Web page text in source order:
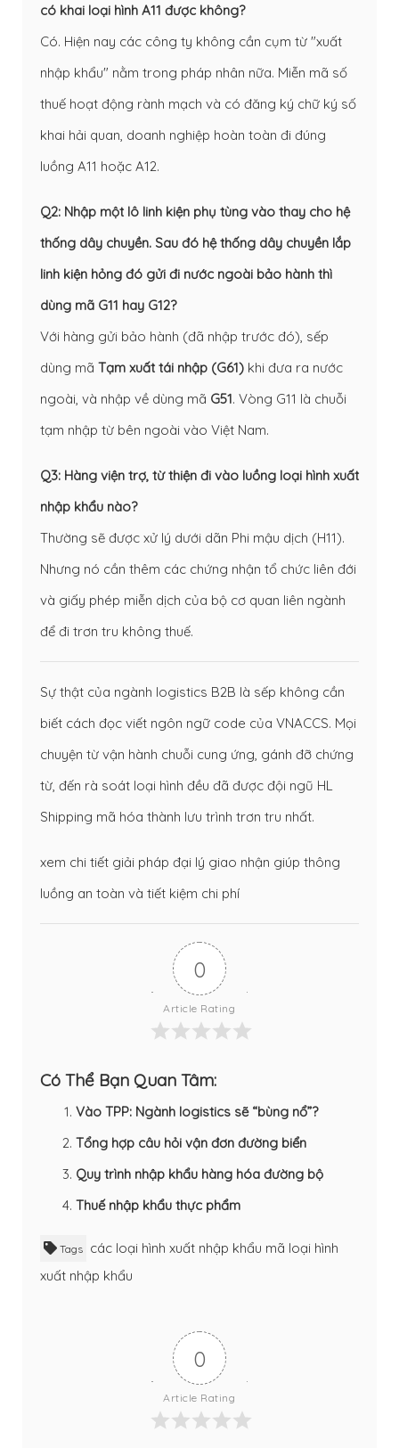
có khai loại hình A11 được không?
Có. Hiện nay các công ty không cần cụm từ "xuất
nhập khẩu" nằm trong pháp nhân nữa. Miễn mã số
thuế hoạt động rành mạch và có đăng ký chữ ký số
khai hải quan, doanh nghiệp hoàn toàn đi đúng
luồng A11 hoặc A12.
Q2: Nhập một lô linh kiện phụ tùng vào thay cho hệ
thống dây chuyền. Sau đó hệ thống dây chuyền lắp
linh kiện hỏng đó gửi đi nước ngoài bảo hành thì
dùng mã G11 hay G12?
Với hàng gửi bảo hành (đã nhập trước đó), sếp
dùng mã Tạm xuất tái nhập (G61) khi đưa ra nước
ngoài, và nhập về dùng mã G51. Vòng G11 là chuỗi
tạm nhập từ bên ngoài vào Việt Nam.
Q3: Hàng viện trợ, từ thiện đi vào luồng loại hình xuất
nhập khẩu nào?
Thường sẽ được xử lý dưới dãn Phi mậu dịch (H11).
Nhưng nó cần thêm các chứng nhận tổ chức liên đới
và giấy phép miễn dịch của bộ cơ quan liên ngành
để đi trơn tru không thuế.
Sự thật của ngành logistics B2B là sếp không cần
biết cách đọc viết ngôn ngữ code của VNACCS. Mọi
chuyện từ vận hành chuỗi cung ứng, gánh đỡ chứng
từ, đến rà soát loại hình đều đã được đội ngũ HL
Shipping mã hóa thành lưu trình trơn tru nhất.
xem chi tiết giải pháp đại lý giao nhận giúp thông
luồng an toàn và tiết kiệm chi phí
0
Article Rating
Có Thể Bạn Quan Tâm:
Vào TPP: Ngành logistics sẽ “bùng nổ”?
Tổng hợp câu hỏi vận đơn đường biển
Quy trình nhập khẩu hàng hóa đường bộ
Thuế nhập khẩu thực phẩm
Tags các loại hình xuất nhập khẩu mã loại hình
xuất nhập khẩu
0
Article Rating